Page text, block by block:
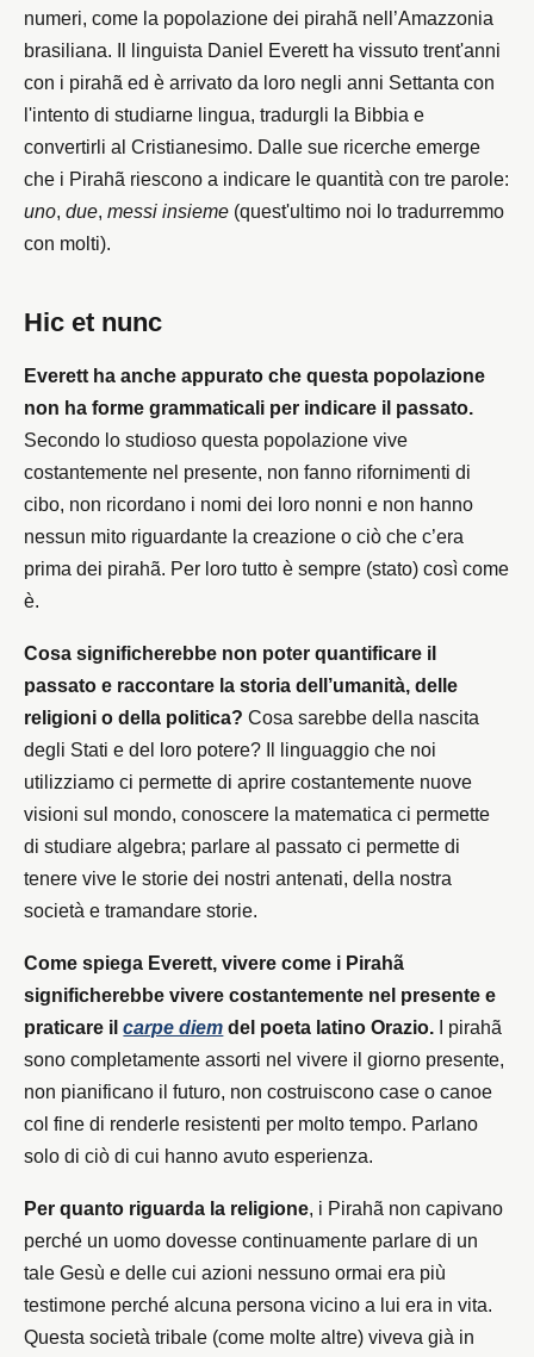
numeri, come la popolazione dei pirahã nell’Amazzonia
brasiliana. Il linguista Daniel Everett ha vissuto trent'anni
con i pirahã ed è arrivato da loro negli anni Settanta con
l'intento di studiarne lingua, tradurgli la Bibbia e
convertirli al Cristianesimo. Dalle sue ricerche emerge
che i Pirahã riescono a indicare le quantità con tre parole:
uno,due,messi insieme (quest'ultimo noi lo tradurremmo
con molti).
Hic et nunc
Everett ha anche appurato che questa popolazione
non ha forme grammaticali per indicare il passato.
Secondo lo studioso questa popolazione vive
costantemente nel presente, non fanno rifornimenti di
cibo, non ricordano i nomi dei loro nonni e non hanno
nessun mito riguardante la creazione o ciò che c’era
prima dei pirahã. Per loro tutto è sempre (stato) così come
è.
Cosa significherebbe non poter quantificare il
passato e raccontare la storia dell’umanità, delle
religioni o della politica? Cosa sarebbe della nascita
degli Stati e del loro potere? Il linguaggio che noi
utilizziamo ci permette di aprire costantemente nuove
visioni sul mondo, conoscere la matematica ci permette
di studiare algebra; parlare al passato ci permette di
tenere vive le storie dei nostri antenati, della nostra
società e tramandare storie.
Come spiega Everett, vivere come i Pirahã
significherebbe vivere costantemente nel presente e
praticare ilcarpe diem del poeta latino Orazio. I pirahã
sono completamente assorti nel vivere il giorno presente,
non pianificano il futuro, non costruiscono case o canoe
col fine di renderle resistenti per molto tempo. Parlano
solo di ciò di cui hanno avuto esperienza.
Per quanto riguarda la religione, i Pirahã non capivano
perché un uomo dovesse continuamente parlare di un
tale Gesù e delle cui azioni nessuno ormai era più
testimone perché alcuna persona vicino a lui era in vita.
Questa società tribale (come molte altre) viveva già in